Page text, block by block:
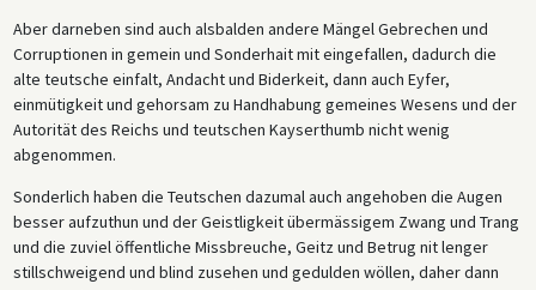
Aber darneben sind auch alsbalden andere Mängel Gebrechen und
Corruptionen in gemein und Sonderhait mit eingefallen, dadurch die
alte teutsche einfalt, Andacht und Biderkeit, dann auch Eyfer,
einmütigkeit und gehorsam zu Handhabung gemeines Wesens und der
Autorität des Reichs und teutschen Kayserthumb nicht wenig
abgenommen.
Sonderlich haben die Teutschen dazumal auch angehoben die Augen
besser aufzuthun und der Geistligkeit übermässigem Zwang und Trang
und die zuviel öffentliche Missbreuche, Geitz und Betrug nit lenger
stillschweigend und blind zusehen und gedulden wöllen, daher dann